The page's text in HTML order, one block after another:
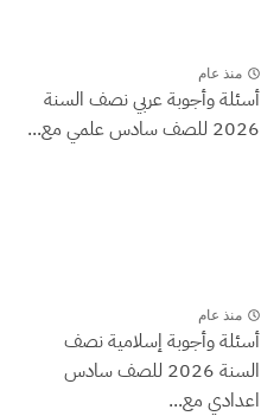
منذ عام
أسئلة وأجوبة عربي نصف السنة
2026 للصف سادس علمي مع...
منذ عام
أسئلة وأجوبة إسلامية نصف
السنة 2026 للصف سادس
اعدادي مع...